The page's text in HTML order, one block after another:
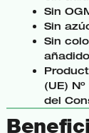
Sin
Sin
Sin
(UE)
del